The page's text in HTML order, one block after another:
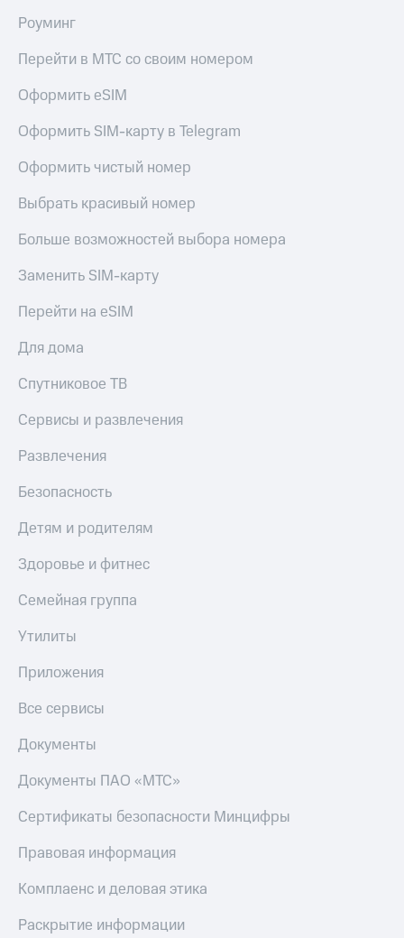
Роуминг
Перейти в МТС со своим номером
Оформить eSIM
Оформить SIM-карту в Telegram
Оформить чистый номер
Выбрать красивый номер
Больше возможностей выбора номера
Заменить SIM-карту
Перейти на eSIM
Для дома
Спутниковое ТВ
Сервисы и развлечения
Развлечения
Безопасность
Детям и родителям
Здоровье и фитнес
Семейная группа
Утилиты
Приложения
Все сервисы
Документы
Документы ПАО «МТС»
Сертификаты безопасности Минцифры
Правовая информация
Комплаенс и деловая этика
Раскрытие информации